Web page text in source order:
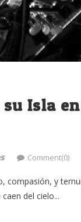
Isla
Comment(0)
compasión, y
del cielo...